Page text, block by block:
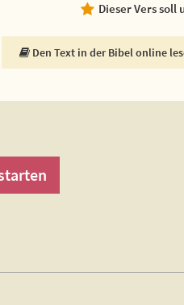
Dieser Vers soll
Den Text in der Bibel online